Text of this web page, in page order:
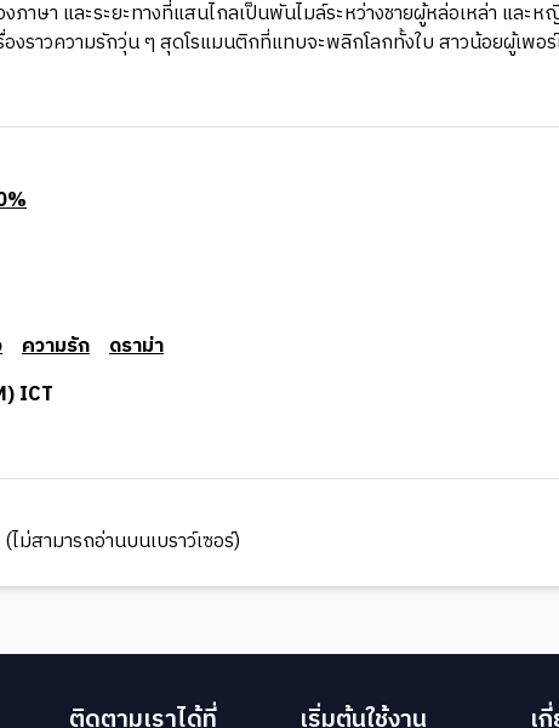
าษา และระยะทางที่แสนไกลเป็นพันไมล์ระหว่างชายผู้หล่อเหล่า และ
องราวความรักวุ่น ๆ สุดโรแมนติกที่แทบจะพลิกโลกทั้งใบ สาวน้อยผู้เพ
ความรัก ดราม่า
ICT
ม่สามารถอ่านบนเบราว์เซอร์)